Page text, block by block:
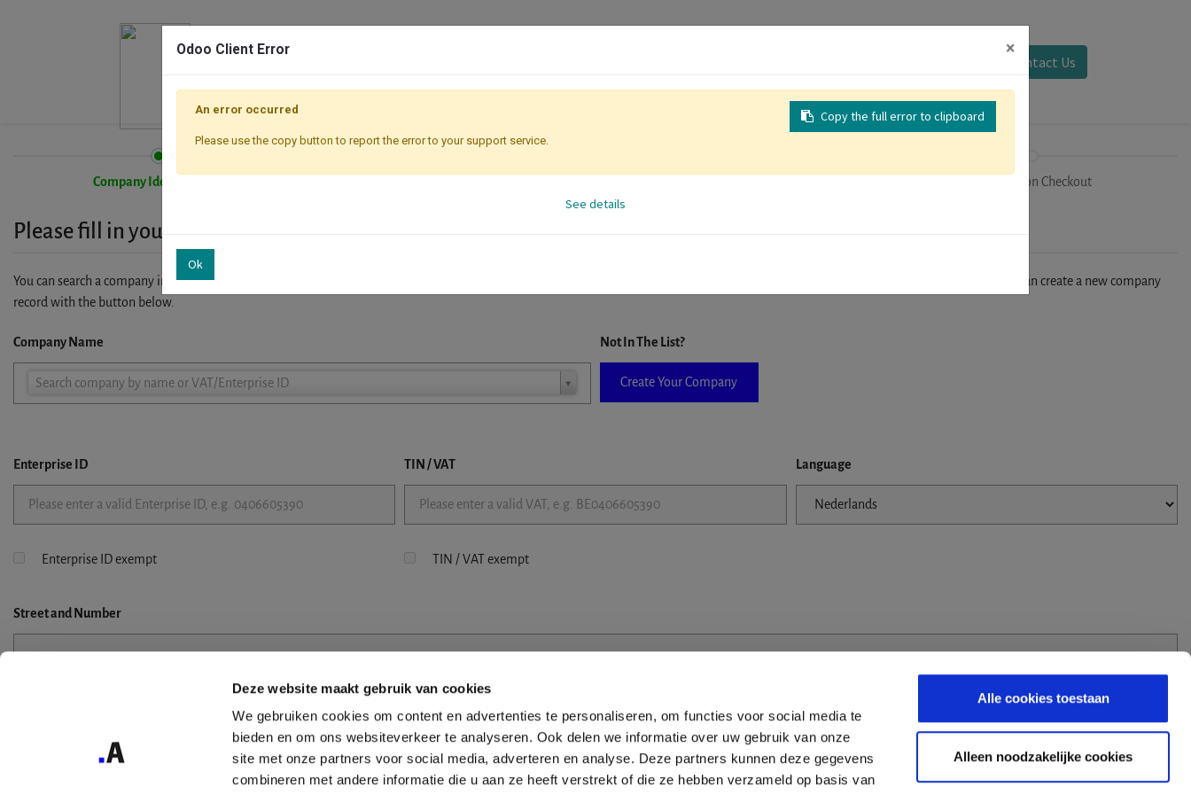
Deze website maakt gebruik van cookies
We gebruiken cookies om content en advertenties te personaliseren, om functies voor social media te
bieden en om ons websiteverkeer te analyseren. Ook delen we informatie over uw gebruik van onze
site met onze partners voor social media, adverteren en analyse. Deze partners kunnen deze gegevens
combineren met andere informatie die u aan ze heeft verstrekt of die ze hebben verzameld op basis van
Alle cookies toestaan
Alleen noodzakelijke cookies
Contact Us
Company Identification Registration Checkout
Please fill in your company details
You can search a company in our database by name, VAT or enterprise ID. When a company is selected it will auto-complete the form. If you don't find your company in our database, you can create a new company
record with the button below.
Company Name
Search company by name or VAT/Enterprise ID
Company
Not In The List?
Create Your Company
Enterprise ID TIN / VAT Language
Enterprise ID exempt TIN / VAT exempt
Streetand Number
Odoo Client Error ×
Copy the full error to clipboard
An error occurred
Please use the copy button to report the error to your support service.
See details
Ok